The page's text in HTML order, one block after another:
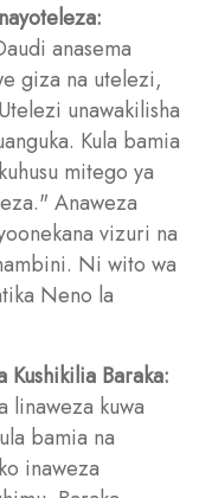
anasema
giza na utelezi,
unawakilisha
Kula bamia
mitego ya
Anaweza
vizuri na
Ni wito wa
Neno la
Kushikilia Baraka:
linaweza kuwa
bamia na
inaweza